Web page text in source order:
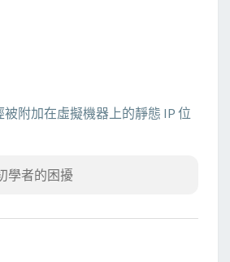
被附加在虛擬機器上的靜態 IP 位
學者的困擾